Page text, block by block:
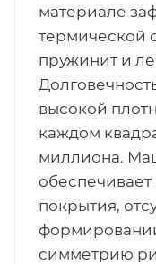
материале
термической
пружинит и
высокой
каждом
миллиона.
покрытия,
симметрию